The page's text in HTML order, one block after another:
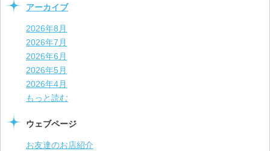
アーカイブ
2026年8月
2026年7月
2026年6月
2026年5月
2026年4月
もっと読む
ウェブページ
お友達のお店紹介